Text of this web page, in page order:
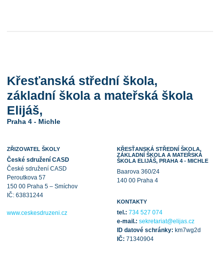
Křesťanská střední škola,
základní škola a mateřská škola
Elijáš,
Praha 4 - Michle
ZŘIZOVATEL ŠKOLY
České sdružení CASD
České sdružení CASD
Peroutkova 57
150 00 Praha 5 – Smíchov
IČ: 63831244
www.ceskesdruzeni.cz
KŘESŤANSKÁ STŘEDNÍ ŠKOLA,
ZÁKLADNÍ ŠKOLA A MATEŘSKÁ
ŠKOLA ELIJÁŠ, PRAHA 4 - MICHLE
Baarova 360/24
140 00 Praha 4
KONTAKTY
tel.: 734 527 074
e-mail.: sekretariat@elijas.cz
ID datové schránky: km7wg2d
IČ: 71340904